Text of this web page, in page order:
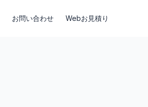
お問い合わせ Webお見積り